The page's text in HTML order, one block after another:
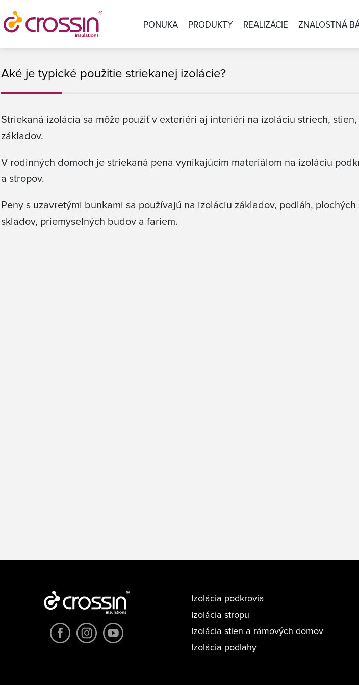
PONUKA PRODUKTY REALIZÁCIE ZNALOSTNÁ
Aké je typické použitie striekanej izolácie?
Striekaná izolácia sa môže použiť v exteriéri aj interiéri na izoláciu striech, stien,
základov.
V rodinných domoch je striekaná pena vynikajúcim materiálom na izoláciu
a stropov.
Peny s uzavretými bunkami sa používajú na izoláciu základov, podláh, plochých
skladov, priemyselných budov a fariem.
Izolácia podkrovia
Izolácia stropu
Izolácia stien a rámových domov
Izolácia podlahy